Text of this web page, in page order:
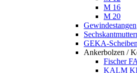
M 16
M 20
Gewindestangen
GEKA-Scheiben
Ankerbolzen /
Fischer
KALM